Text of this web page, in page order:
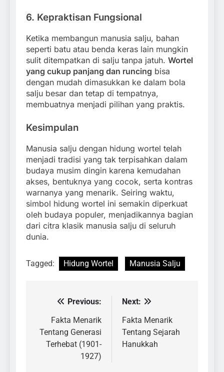
6. Kepraktisan Fungsional
Ketika membangun manusia salju, bahan
seperti batu atau benda keras lain mungkin
sulit ditempatkan di salju tanpa jatuh. Wortel
yang cukup panjang dan runcing bisa
dengan mudah dimasukkan ke dalam bola
salju besar dan tetap di tempatnya,
membuatnya menjadi pilihan yang praktis.
Kesimpulan
Manusia salju dengan hidung wortel telah
menjadi tradisi yang tak terpisahkan dalam
budaya musim dingin karena kemudahan
akses, bentuknya yang cocok, serta kontras
warnanya yang menarik. Seiring waktu,
simbol hidung wortel ini semakin diperkuat
oleh budaya populer, menjadikannya bagian
dari citra klasik manusia salju di seluruh
dunia.
Tagged: Hidung Wortel Manusia Salju
Navigasi
pos
Previous:
Fakta Menarik
Tentang Generasi
Terhebat (1901-
1927)
Next:
Fakta Menarik
Tentang Sejarah
Hanukkah